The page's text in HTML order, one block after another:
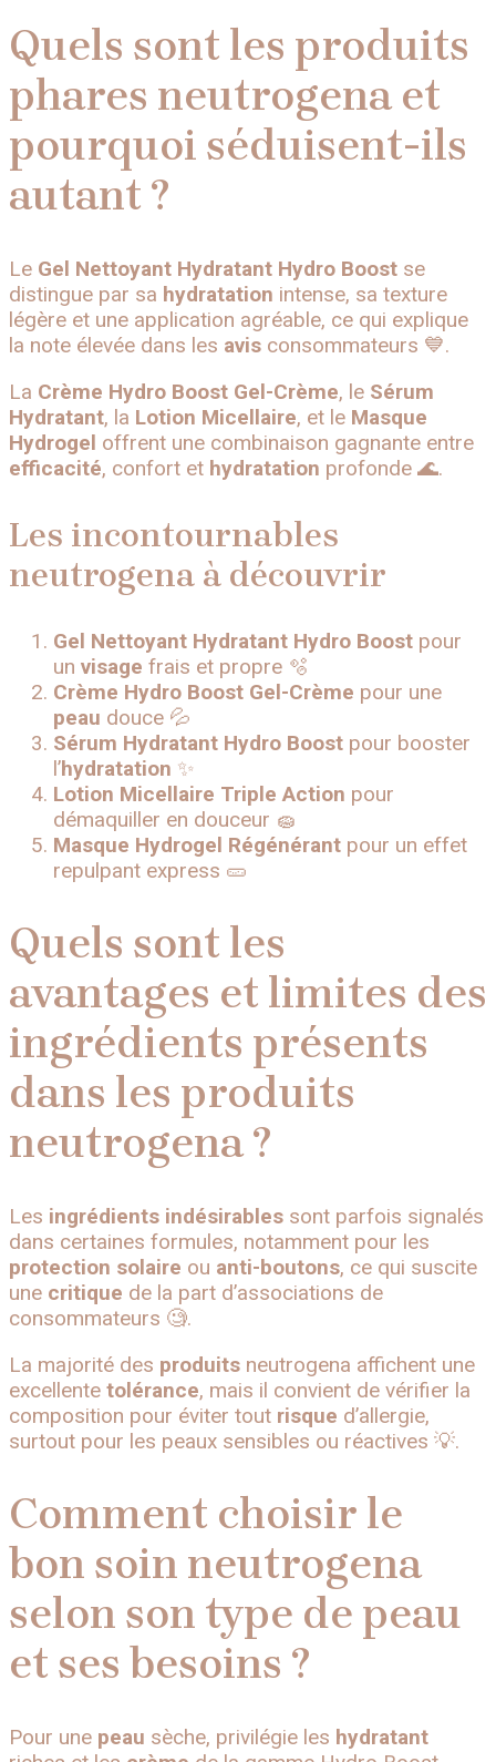
Quels sont les produits
phares neutrogena et
pourquoi séduisent-ils
autant ?
Le Gel Nettoyant Hydratant Hydro Boost se
distingue par sa hydratation intense, sa texture
légère et une application agréable, ce qui explique
la note élevée dans les avis consommateurs 💙.
La Crème Hydro Boost Gel-Crème, le Sérum
Hydratant, la Lotion Micellaire, et le Masque
Hydrogel offrent une combinaison gagnante entre
efficacité, confort et hydratation profonde 🌊.
Les incontournables
neutrogena à découvrir
Gel Nettoyant Hydratant Hydro Boost pour
un visage frais et propre 🫧
Crème Hydro Boost Gel-Crème pour une
peau douce 💦
Sérum Hydratant Hydro Boost pour booster
l’hydratation ✨
Lotion Micellaire Triple Action pour
démaquiller en douceur 🧽
Masque Hydrogel Régénérant pour un effet
repulpant express 🥒
Quels sont les
avantages et limites des
ingrédients présents
dans les produits
neutrogena ?
Les ingrédients indésirables sont parfois signalés
dans certaines formules, notamment pour les
protection solaire ou anti-boutons, ce qui suscite
une critique de la part d’associations de
consommateurs 🧐.
La majorité des produits neutrogena affichent une
excellente tolérance, mais il convient de vérifier la
composition pour éviter tout risque d’allergie,
surtout pour les peaux sensibles ou réactives 💡.
Comment choisir le
bon soin neutrogena
selon son type de peau
et ses besoins ?
Pour une peau sèche, privilégie les hydratant